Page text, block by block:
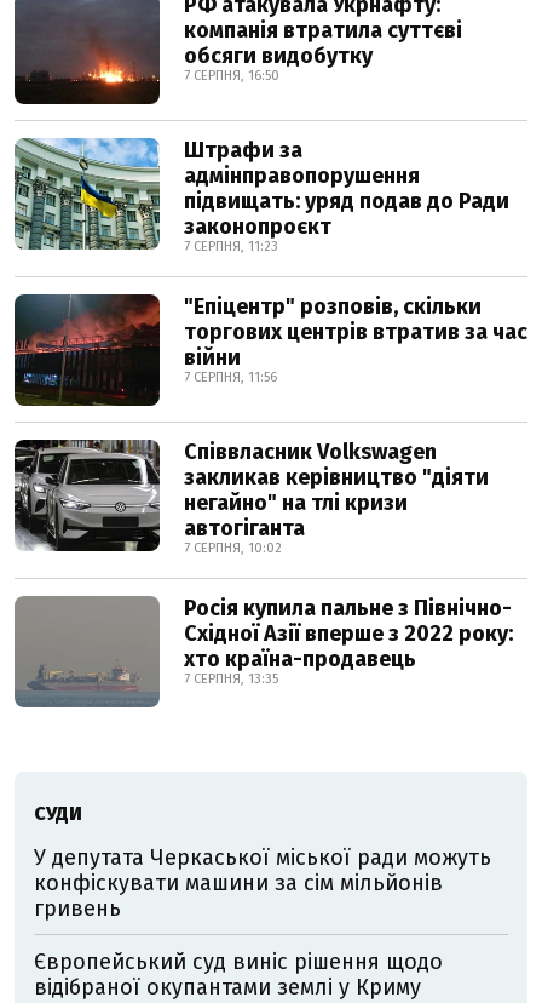
компанія втратила суттєві
обсяги видобутку
7 СЕРПНЯ, 16:50
Штрафи за
адмінправопорушення
підвищать: уряд подав до Ради
законопроєкт
7 СЕРПНЯ, 11:23
"Епіцентр" розповів, скільки
торгових центрів втратив за час
війни
7 СЕРПНЯ, 11:56
Співвласник Volkswagen
закликав керівництво "діяти
негайно" на тлі кризи
автогіганта
7 СЕРПНЯ, 10:02
Росія купила пальне з Північно-
Східної Азії вперше з 2022 року:
хто країна-продавець
7 СЕРПНЯ, 13:35
СУДИ
У депутата Черкаської міської ради можуть
конфіскувати машини за сім мільйонів
гривень
Європейський суд виніс рішення щодо
відібраної окупантами землі у Криму